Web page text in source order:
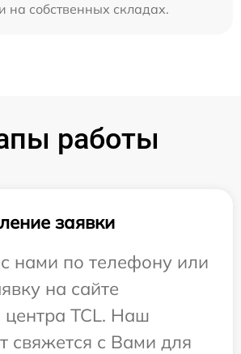
на собственных складах.
работы
заявки
нами по телефону или
на сайте
центра TCL. Наш
свяжется с Вами для